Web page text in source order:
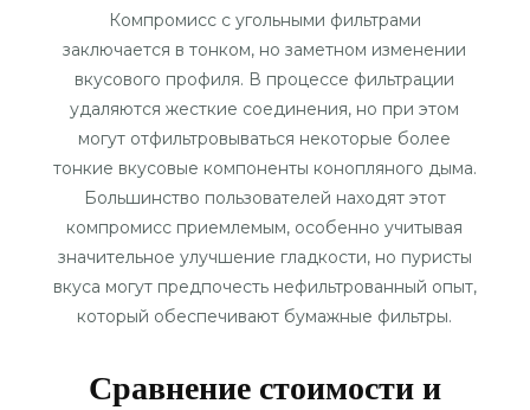
Компромисс с угольными фильтрами
заключается в тонком, но заметном изменении
вкусового профиля. В процессе фильтрации
удаляются жесткие соединения, но при этом
могут отфильтровываться некоторые более
тонкие вкусовые компоненты конопляного дыма.
Большинство пользователей находят этот
компромисс приемлемым, особенно учитывая
значительное улучшение гладкости, но пуристы
вкуса могут предпочесть нефильтрованный опыт,
который обеспечивают бумажные фильтры.
Сравнение стоимости и